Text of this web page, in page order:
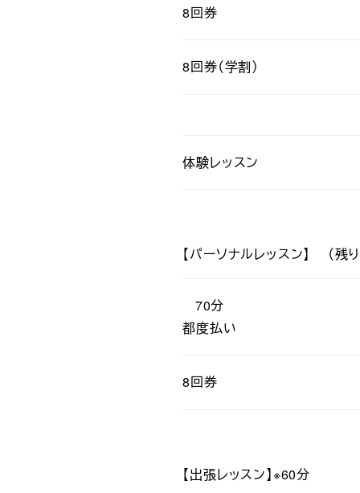
8回券
8回券（学割）
体験レッスン
【パーソナルレッスン】 （残り
70分
都度払い
8回券
【出張レッスン】※60分